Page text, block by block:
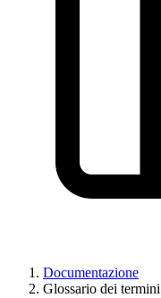
Documentazione
Glossario dei termini